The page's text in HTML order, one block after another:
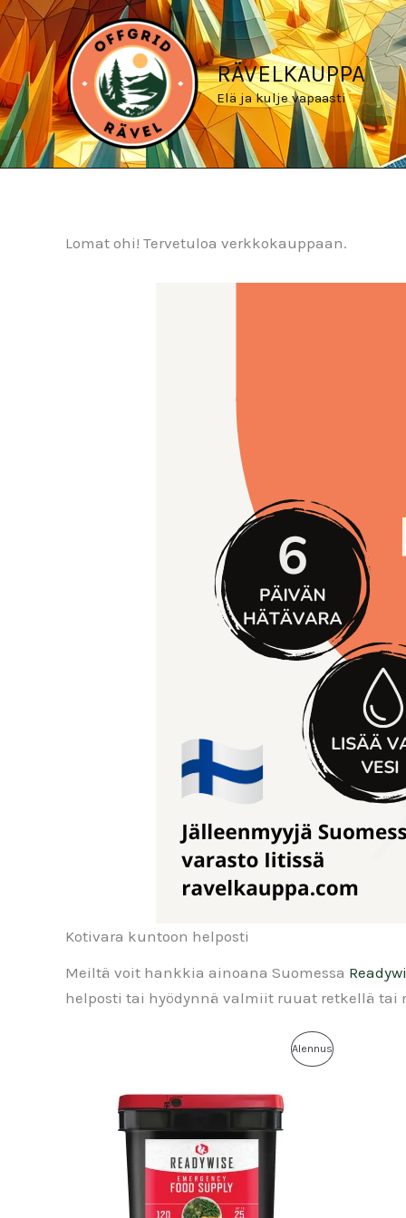
Siirry
sisältöön
RÄVELKAUPPA
Elä ja kulje vapaasti
Lomat ohi! Tervetuloa verkkokauppaan.
Kotivara kuntoon helposti
Meiltä voit hankkia ainoana Suomessa
helposti tai hyödynnä valmiit ruuat retkellä tai
Alennus